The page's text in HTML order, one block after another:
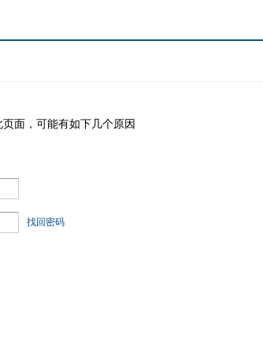
面，可能有如下几个原因
找回密码